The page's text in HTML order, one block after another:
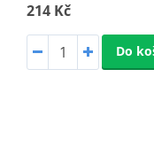
214 Kč
Do